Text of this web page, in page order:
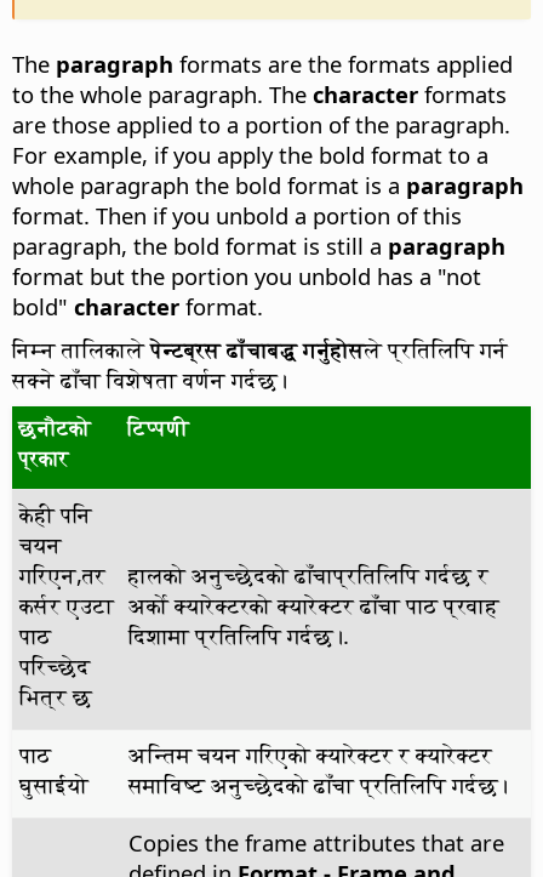
The paragraph formats are the formats applied
to the whole paragraph. The character formats
are those applied to a portion of the paragraph.
For example, if you apply the bold format to a
whole paragraph the bold format is a paragraph
format. Then if you unbold a portion of this
paragraph, the bold format is still a paragraph
format but the portion you unbold has a "not
bold" character format.
निम्न तालिकालेपेन्टब्रस ढाँचाबद्ध गर्नुहोसले प्रतिलिपि गर्न
सक्ने ढाँचा विशेषता वर्णन गर्दछ।
छनौटको
प्रकार
टिप्पणी
केही पनि
चयन
गरिएन,तर
कर्सर एउटा
पाठ
परिच्छेद
भित्र छ
हालको अनुच्छेदको ढाँचाप्रतिलिपि गर्दछ र
अर्को क्यारेक्टरको क्यारेक्टर ढाँचा पाठ प्रवाह
दिशामा प्रतिलिपि गर्दछ।.
पाठ
घुसाईयो
अन्तिम चयन गरिएको क्यारेक्टर र क्यारेक्टर
समाविष्ट अनुच्छेदको ढाँचा प्रतिलिपि गर्दछ।
Copies the frame attributes that are